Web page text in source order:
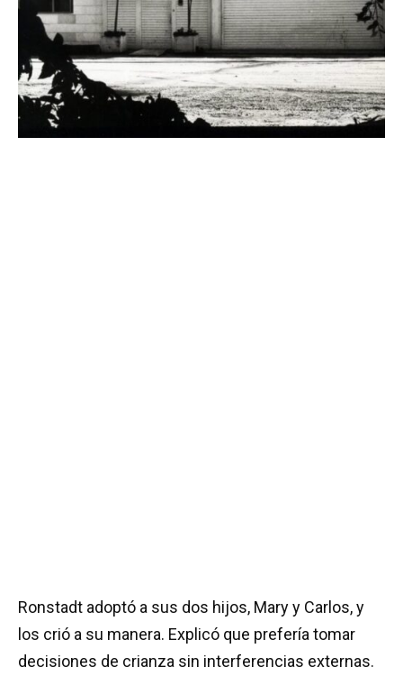
Ronstadt adoptó a sus dos hijos, Mary y Carlos, y
los crió a su manera. Explicó que prefería tomar
decisiones de crianza sin interferencias externas.